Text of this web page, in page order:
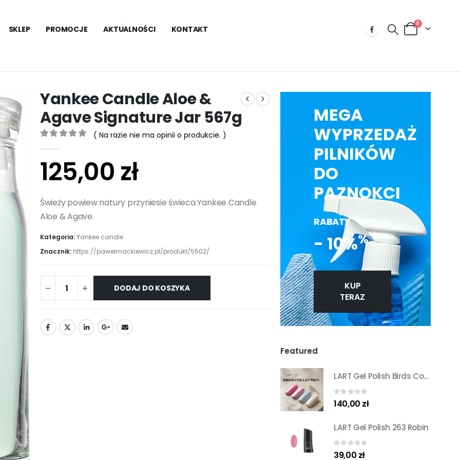
SKLEP PROMOCJE AKTUALNOŚCI KONTAKT
0
Yankee Candle Aloe &
Agave Signature Jar 567g
( Na razie nie ma opinii o produkcie. )
125,00 zł
Świeży powiew natury przyniesie świeca Yankee Candle
Aloe & Agave.
Kategoria:Yankee candle
Znacznik: https://pawelmackiewicz.pl/produkt/5502/
DODAJ DO KOSZYKA
MEGA
WYPRZEDAŻ
PILNIKÓW
DO
PAZNOKCI
RABATY
- 10%%
KUP
TERAZ
Featured
LART Gel Polish Birds Collection Set
0 out of 5
140,00 zł
LART Gel Polish 263 Robin
0out of 5
39,00 zł